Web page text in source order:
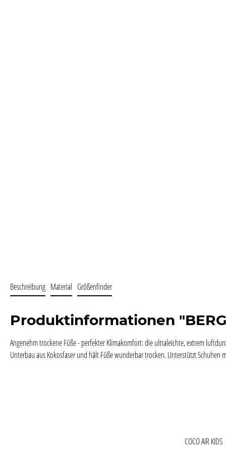
Beschreibung Material Größenfinder
Produktinformationen
Angenehm trockene Füße - perfekter Klimakomfort: die ultraleichte, extrem
Unterbau aus Kokosfaser und hält Füße wunderbar trocken. Unterstützt Schuhen
COCO AIR KIDS